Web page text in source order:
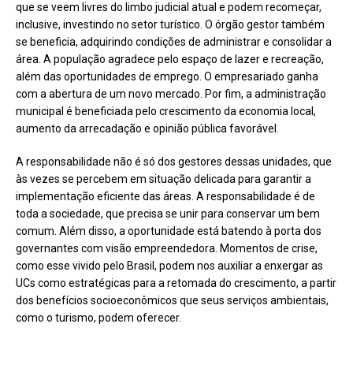
que se veem livres do limbo judicial atual e podem recomeçar,
inclusive, investindo no setor turístico. O órgão gestor também
se beneficia, adquirindo condições de administrar e consolidar a
área. A população agradece pelo espaço de lazer e recreação,
além das oportunidades de emprego. O empresariado ganha
com a abertura de um novo mercado. Por fim, a administração
municipal é beneficiada pelo crescimento da economia local,
aumento da arrecadação e opinião pública favorável.
A responsabilidade não é só dos gestores dessas unidades, que
às vezes se percebem em situação delicada para garantir a
implementação eficiente das áreas. A responsabilidade é de
toda a sociedade, que precisa se unir para conservar um bem
comum. Além disso, a oportunidade está batendo à porta dos
governantes com visão empreendedora. Momentos de crise,
como esse vivido pelo Brasil, podem nos auxiliar a enxergar as
UCs como estratégicas para a retomada do crescimento, a partir
dos benefícios socioeconômicos que seus serviços ambientais,
como o turismo, podem oferecer.